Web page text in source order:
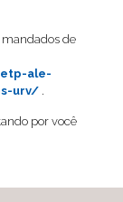
mandados de
ale-
urv/.
por você